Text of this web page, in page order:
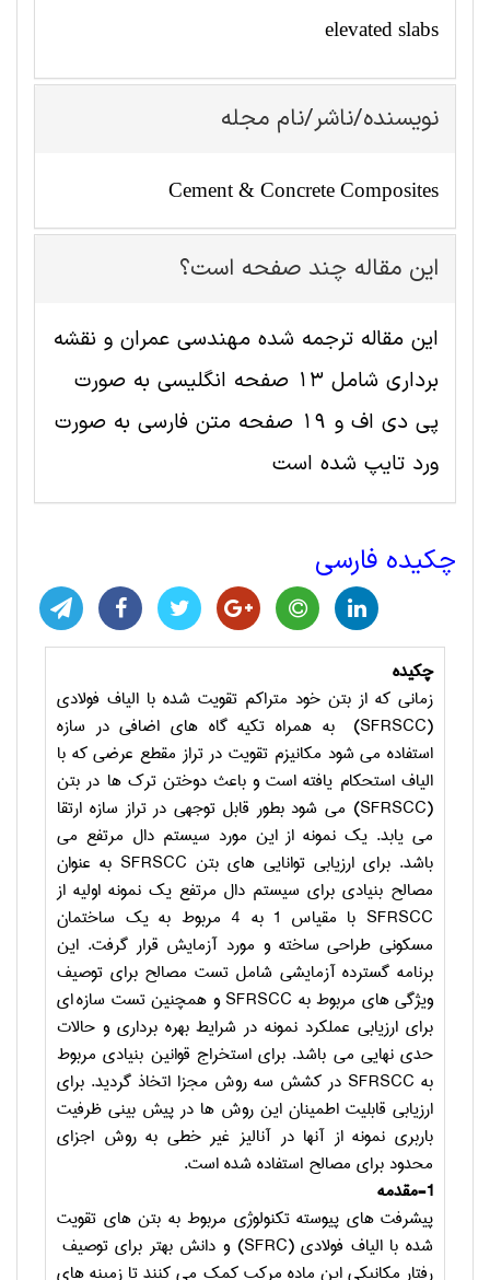
elevated slabs
نویسنده/ناشر/نام مجله
Cement & Concrete Composites
این مقاله چند صفحه است؟
این مقاله ترجمه شده مهندسی عمران و نقشه
برداری شامل 13 صفحه انگلیسی به صورت
پی دی اف و 19 صفحه متن فارسی به صورت
ورد تایپ شده است
چکیده فارسی
چکیده
زمانی که از بتن خود متراکم تقویت شده با الیاف فولادی
(SFRSCC) به همراه تکیه گاه های اضافی در سازه
استفاده می شود مکانیزم تقویت در تراز مقطع عرضی که با
الیاف استحکام یافته است و باعث دوختن ترک ها در بتن
(SFRSCC) می شود بطور قابل توجهی در تراز سازه ارتقا
می یابد. یک نمونه از این مورد سیستم دال مرتفع می
باشد. برای ارزیابی توانایی های بتن SFRSCC به عنوان
مصالح بنیادی برای سیستم دال مرتفع یک نمونه اولیه از
SFRSCC
با مقیاس 1 به 4 مربوط به یک ساختمان
مسکونی طراحی ساخته و مورد آزمایش قرار گرفت. این
برنامه گسترده آزمایشی شامل تست مصالح برای توصیف
ویژگی های مربوط به SFRSCCو همچنین تست سازه ای
برای ارزیابی عملکرد نمونه در شرایط بهره برداری و حالات
حدی نهایی می باشد. برای استخراج قوانین بنیادی مربوط
به SFRSCC در کشش سه روش مجزا اتخاذ گردید. برای
ارزیابی قابلیت اطمینان این روش ها در پیش بینی ظرفیت
باربری نمونه از آنها در آنالیز غیر خطی به روش اجزای
محدود برای مصالح استفاده شده است.
1-مقدمه
پیشرفت های پیوسته تکنولوژی مربوط به بتن های تقویت
شده با الیاف فولادی(SFRC) و دانش بهتر برای توصیف
رفتار مکانیکی این ماده مرکب کمک می کنند تا زمینه های